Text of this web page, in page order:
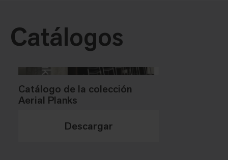
Catálogos
Catálogo de la colección
Aerial Planks
Descargar